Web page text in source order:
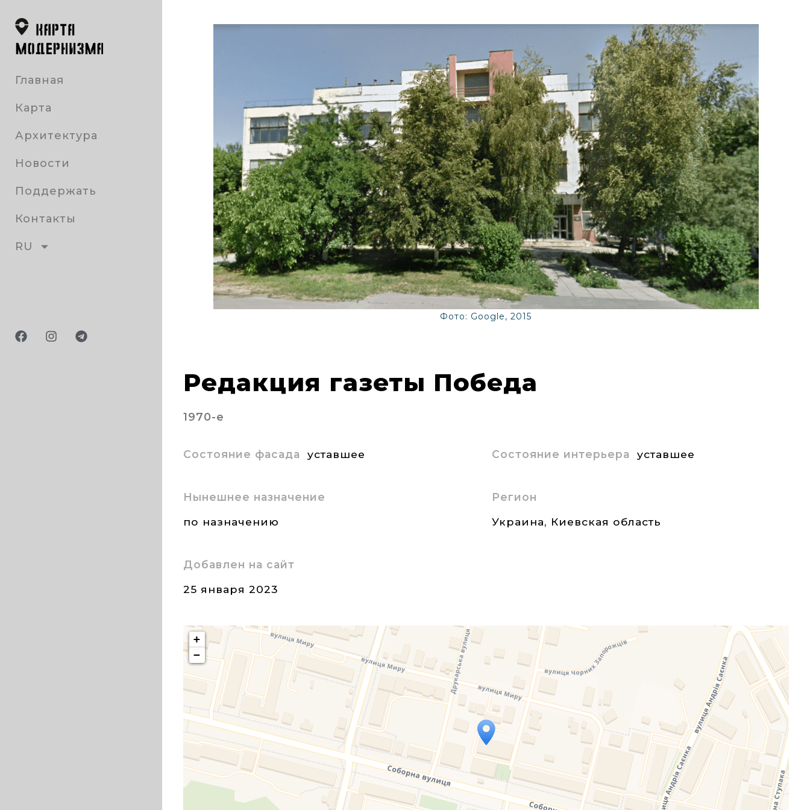
Главная
Карта
Архитектура
Новости
Поддержать
Контакты
RU
Фото: Google, 2015
Редакция газеты Победа
1970-е
Состояние фасада уставшее Состояние интерьерауставшее
Нынешнее назначение
по назначению
Регион
Украина, Киевская область
Добавлен на сайт
25 января 2023
Travelers' Map is loading...
If you see this after your page is loaded completely, leafletJS files are missing.
+
−